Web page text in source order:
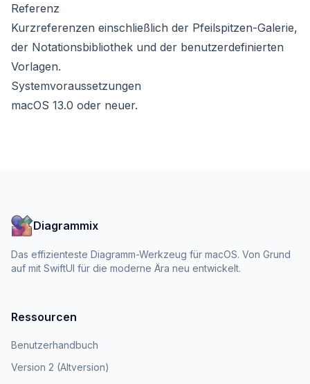
Referenz
Kurzreferenzen einschließlich der Pfeilspitzen-Galerie,
der Notationsbibliothek und der benutzerdefinierten
Vorlagen.
Systemvoraussetzungen
macOS 13.0 oder neuer.
Diagrammix
Das effizienteste Diagramm-Werkzeug für macOS. Von Grund
auf mit SwiftUI für die moderne Ära neu entwickelt.
Ressourcen
Benutzerhandbuch
Version 2 (Altversion)